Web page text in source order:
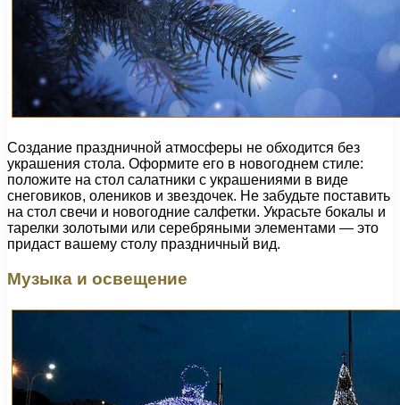
Создание праздничной атмосферы не обходится без
украшения стола. Оформите его в новогоднем стиле:
положите на стол салатники с украшениями в виде
снеговиков, олеников и звездочек. Не забудьте поставить
на стол свечи и новогодние салфетки. Украсьте бокалы и
тарелки золотыми или серебряными элементами — это
придаст вашему столу праздничный вид.
Музыка и освещение